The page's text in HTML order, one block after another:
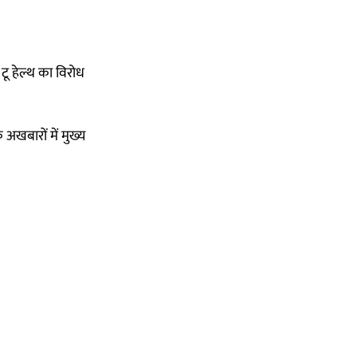
हेल्थ का विरोध
अखबारों में मुख्य